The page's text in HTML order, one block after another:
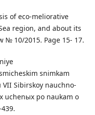
of eco-meliorative
region, and about its
№ 10/2015. Page 15- 17.
snimkam
Sibirskoy nauchno-
uchenыx po naukam o